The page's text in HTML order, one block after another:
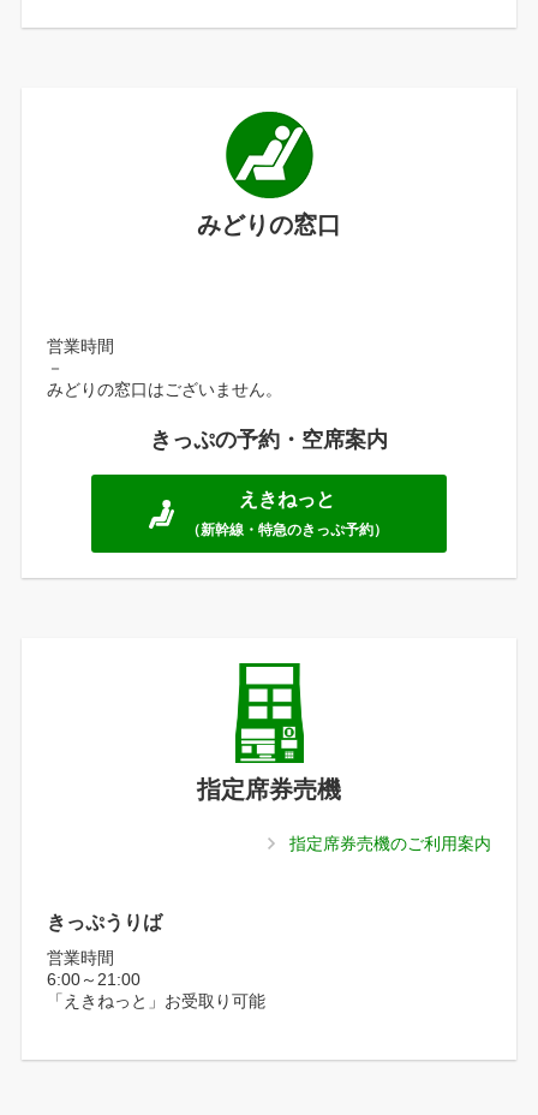
みどりの窓口
営業時間
－
みどりの窓口はございません。
きっぷの予約・空席案内
えきねっと
（新幹線・特急のきっぷ予約）
指定席券売機
指定席券売機のご利用案内
きっぷうりば
営業時間
6:00～21:00
「えきねっと」お受取り可能